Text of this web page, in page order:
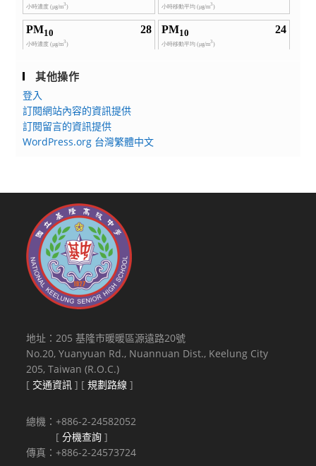
其他操作
登入
訂閱網站內容的資訊提供
訂閱留言的資訊提供
WordPress.org 台灣繁體中文
地址：205 基隆市暖暖區源遠路20號
No.20, Yuanyuan Rd., Nuannuan Dist., Keelung City
205, Taiwan (R.O.C.)
[ 交通資訊 ] [規劃路線 ]
總機：+886-2-24582052
[分機查詢 ]
傳真：+886-2-24573724